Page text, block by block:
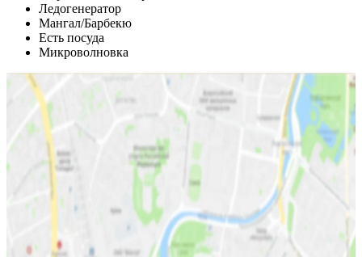
Ледогенератор
Мангал/Барбекю
Есть посуда
Микроволновка